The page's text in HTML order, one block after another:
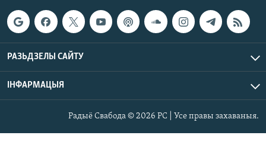
РАЗЬДЗЕЛЫ САЙТУ
ІНФАРМАЦЫЯ
Радыё Свабода © 2026 РС | Усе правы захаваныя.